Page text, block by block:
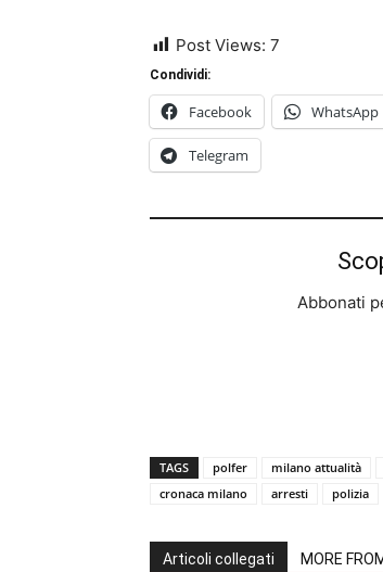
Post Views: 7
Condividi:
Facebook WhatsApp
Telegram
Abbonati
TAGS polfer milano attualità
cronaca milano
arresti polizia
Articoli collegati MORE